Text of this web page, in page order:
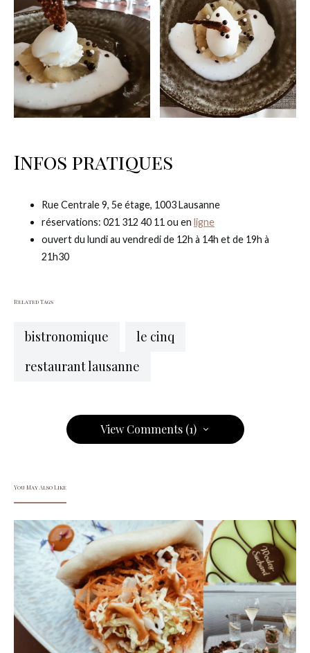
Infos pratiques
Rue Centrale 9, 5e étage, 1003 Lausanne
réservations: 021 312 40 11 ou en ligne
ouvert du lundi au vendredi de 12h à 14h et de 19h à
21h30
Related Tags
bistronomique
le cinq
restaurant lausanne
View Comments (1)
You May Also Like